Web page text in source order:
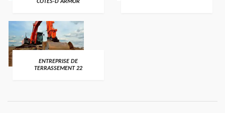
CÔTES-D'ARMOR
ENTREPRISE DE
TERRASSEMENT 22